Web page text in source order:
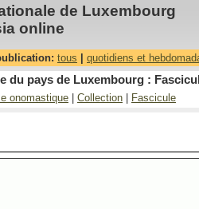
de Luxembourg
online
tous quotidiens et
du pays de Luxembourg :
onomastique Collection Fascicule